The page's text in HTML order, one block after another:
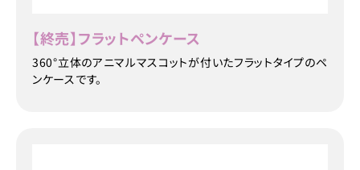
【終売】フラットペンケース
360°立体のアニマルマスコットが付いたフラットタイプのペ
ンケースです。